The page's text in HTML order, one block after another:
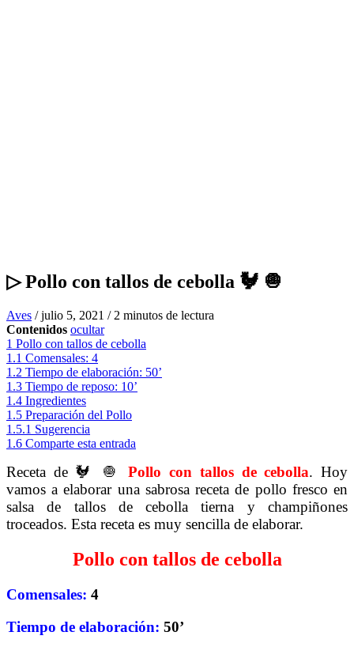
▷ Pollo con tallos de cebolla 🐓 🧅
Aves /julio 5, 2021 / 2 minutos de lectura
Contenidos ocultar
1 Pollo con tallos de cebolla
1.1 Comensales: 4
1.2 Tiempo de elaboración: 50’
1.3 Tiempo de reposo: 10’
1.4 Ingredientes
1.5 Preparación del Pollo
1.5.1 Sugerencia
1.6 Comparte esta entrada
Receta de 🐓 🧅Pollocon tallos de cebolla. Hoy
vamos a elaborar una sabrosa receta de pollo fresco en
salsa de tallos de cebolla tierna y champiñones
troceados. Esta receta es muy sencilla de elaborar.
Pollo con tallos de cebolla
Comensales: 4
Tiempo de elaboración: 50’